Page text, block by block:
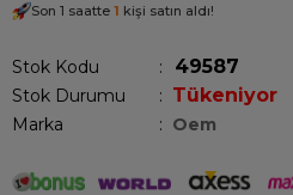
Son 1 saatte 1 kişi satın aldı!
Stok Kodu 49587
Stok Durumu : Tükeniyor
Marka : Oem